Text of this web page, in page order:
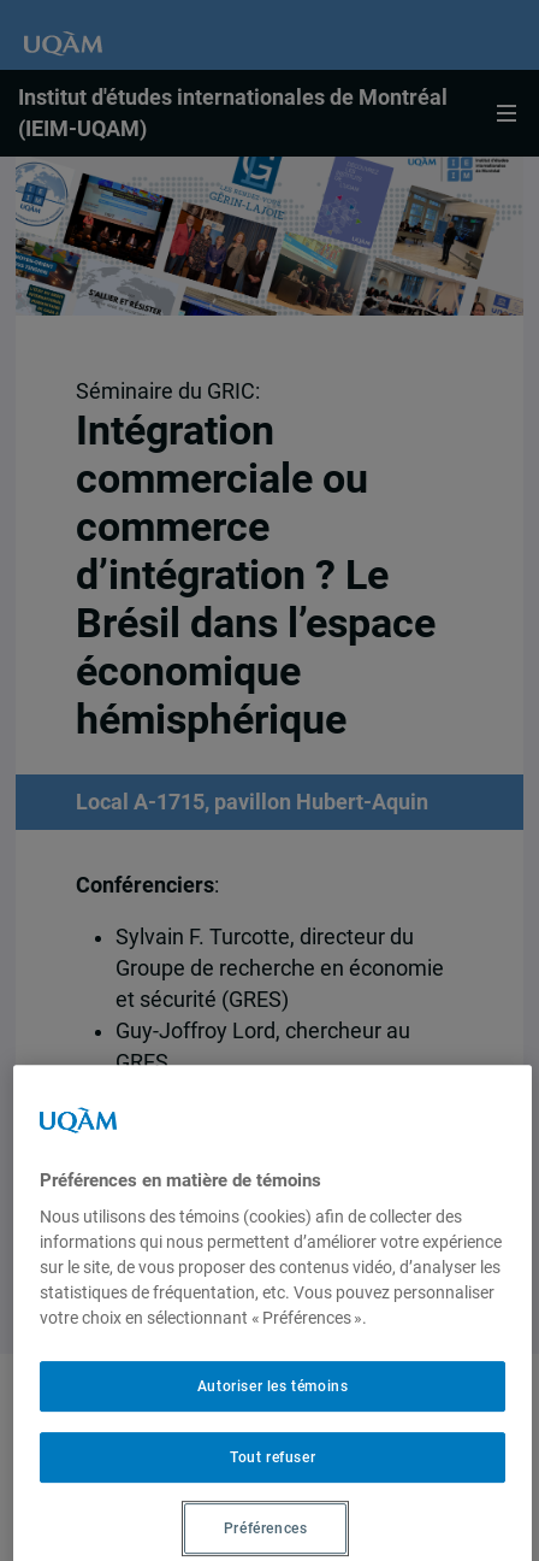
Institut d'études internationales de Montréal
(IEIM-UQAM)
Séminaire du GRIC:
Intégration
commerciale ou
commerce
d’intégration ? Le
Brésil dans l’espace
économique
hémisphérique
Local A-1715, pavillon Hubert-Aquin
Conférenciers:
Sylvain F. Turcotte, directeur du
Groupe de recherche en économie
et sécurité (GRES)
Guy-Joffroy Lord, chercheur au
GRES
de 12h30 à 14h00
Produit par
d'études sur
Préférences en matière de témoins
Nous utilisons des témoins (cookies) afin de collecter des
informations qui nous permettent d’améliorer votre expérience
sur le site, de vous proposer des contenus vidéo, d’analyser les
statistiques de fréquentation, etc. Vous pouvez personnaliser
votre choix en sélectionnant « Préférences ».
Tout refuser
Autoriser les témoins
Préférences